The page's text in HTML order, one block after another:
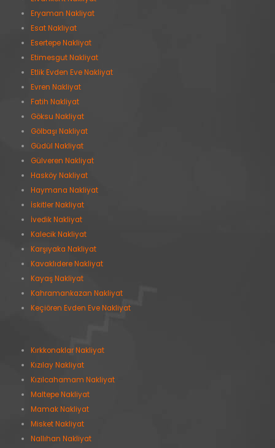
Eryaman Nakliyat
Esat Nakliyat
Esertepe Nakliyat
Etimesgut Nakliyat
Etlik Evden Eve Nakliyat
Evren Nakliyat
Fatih Nakliyat
Göksu Nakliyat
Gölbaşı Nakliyat
Güdül Nakliyat
Gülveren Nakliyat
Hasköy Nakliyat
Haymana Nakliyat
İskitler Nakliyat
İvedik Nakliyat
Kalecik Nakliyat
Karşıyaka Nakliyat
Kavaklıdere Nakliyat
Kayaş Nakliyat
Kahramankazan Nakliyat
Keçiören Evden Eve Nakliyat
Kırkkonaklar Nakliyat
Kızılay Nakliyat
Kızılcahamam Nakliyat
Maltepe Nakliyat
Mamak Nakliyat
Misket Nakliyat
Nallıhan Nakliyat